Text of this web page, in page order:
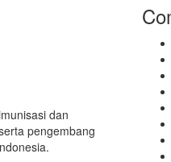
dan
pengembang